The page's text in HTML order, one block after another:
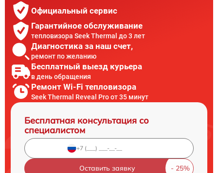
Официальный сервис
Гарантийное обслуживание
тепловизора Seek Thermal до 3 лет
Диагностика за наш счет,
ремонт по желанию
Бесплатный выезд курьера
в день обращения
Ремонт Wi-Fi тепловизора
Seek Thermal Reveal Pro от 35 минут
Бесплатная консультация со
специалистом
Оставить заявку